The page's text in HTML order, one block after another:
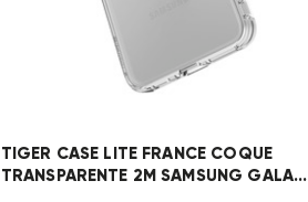
TIGER CASE LITE FRANCE COQUE
TRANSPARENTE 2M SAMSUNG GALA...